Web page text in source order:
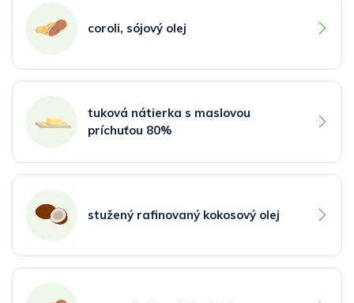
coroli, sójový olej
tuková nátierka s maslovou
príchuťou 80%
stužený rafinovaný kokosový olej